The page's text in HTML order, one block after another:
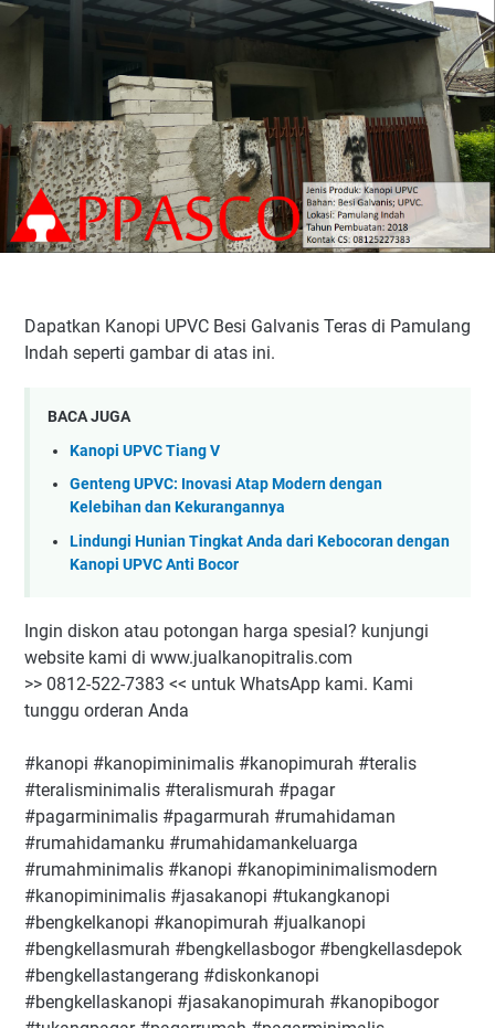
Dapatkan Kanopi UPVC Besi Galvanis Teras di Pamulang
Indah seperti gambar di atas ini.
BACA JUGA
Kanopi UPVC Tiang V
Genteng UPVC: Inovasi Atap Modern dengan
Kelebihan dan Kekurangannya
Lindungi Hunian Tingkat Anda dari Kebocoran dengan
Kanopi UPVC Anti Bocor
Ingin diskon atau potongan harga spesial? kunjungi
website kami di www.jualkanopitralis.com
>> 0812-522-7383 << untuk WhatsApp kami. Kami
tunggu orderan Anda
#kanopi #kanopiminimalis #kanopimurah #teralis
#teralisminimalis #teralismurah #pagar
#pagarminimalis #pagarmurah #rumahidaman
#rumahidamanku #rumahidamankeluarga
#rumahminimalis #kanopi #kanopiminimalismodern
#kanopiminimalis #jasakanopi #tukangkanopi
#bengkelkanopi #kanopimurah #jualkanopi
#bengkellasmurah #bengkellasbogor #bengkellasdepok
#bengkellastangerang #diskonkanopi
#bengkellaskanopi #jasakanopimurah #kanopibogor